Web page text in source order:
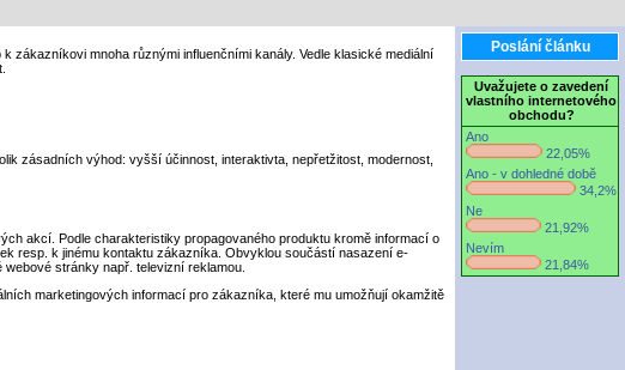
zákazníkovi mnoha různými influenčními kanály. Vedle klasické mediální
zásadních výhod: vyšší účinnost, interaktivta, nepřetžitost, modernost,
akcí. Podle charakteristiky propagovaného produktu kromě informací o
resp. k jinému kontaktu zákazníka. Obvyklou součástí nasazení e-
stránky např. televizní reklamou.
marketingových informací pro zákazníka, které mu umožňují okamžitě
Poslání článku
Uvažujete o zavedení
vlastního internetového
obchodu?
Ano
22,05%
Ano - v dohledné době
34,2%
Ne
21,92%
Nevím
21,84%